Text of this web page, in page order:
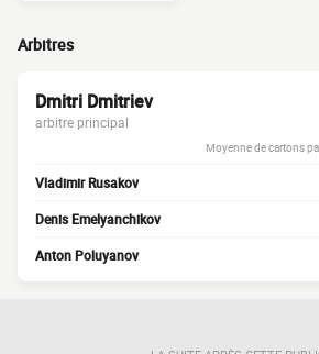
Arbitres
Dmitri Dmitriev
arbitre principal
Moyenne de cartons
Vladimir Rusakov
Denis Emelyanchikov
Anton Poluyanov